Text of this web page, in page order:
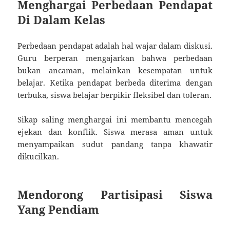
Menghargai Perbedaan Pendapat
Di Dalam Kelas
Perbedaan pendapat adalah hal wajar dalam diskusi.
Guru berperan mengajarkan bahwa perbedaan
bukan ancaman, melainkan kesempatan untuk
belajar. Ketika pendapat berbeda diterima dengan
terbuka, siswa belajar berpikir fleksibel dan toleran.
Sikap saling menghargai ini membantu mencegah
ejekan dan konflik. Siswa merasa aman untuk
menyampaikan sudut pandang tanpa khawatir
dikucilkan.
Mendorong Partisipasi Siswa
Yang Pendiam